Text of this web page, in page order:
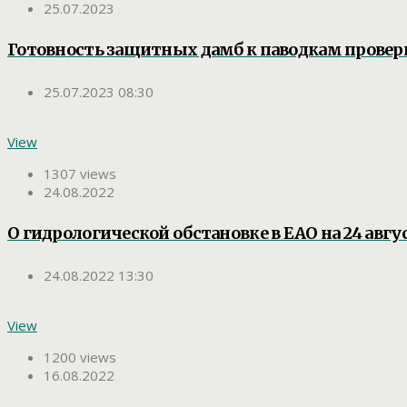
25.07.2023
Готовность защитных дамб к паводкам
25.07.2023 08:30
View
1307 views
24.08.2022
О гидрологической обстановке в ЕАО на 24
24.08.2022 13:30
View
1200 views
16.08.2022